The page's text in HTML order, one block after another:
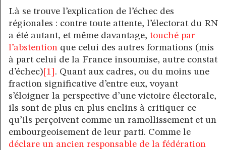
Là se trouve l’explication de l’échec des
régionales : contre toute attente, l’électorat du RN
a été autant, et même davantage, touché par
l’abstention que celui des autres formations (mis
à part celui de la France insoumise, autre constat
d’échec)[1] . Quant aux cadres, ou du moins une
fraction significative d’entre eux, voyant
s’éloigner la perspective d’une victoire électorale,
ils sont de plus en plus enclins à critiquer ce
qu’ils perçoivent comme un ramollissement et un
embourgeoisement de leur parti. Comme le
déclare un ancien responsable de la fédération